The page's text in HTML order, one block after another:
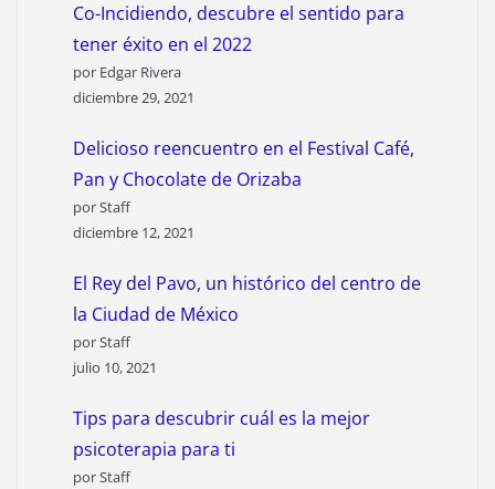
Co-Incidiendo, descubre el sentido para
tener éxito en el 2022
por Edgar Rivera
diciembre 29, 2021
Delicioso reencuentro en el Festival Café,
Pan y Chocolate de Orizaba
por Staff
diciembre 12, 2021
El Rey del Pavo, un histórico del centro de
la Ciudad de México
por Staff
julio 10, 2021
Tips para descubrir cuál es la mejor
psicoterapia para ti
por Staff